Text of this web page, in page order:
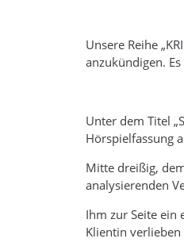
Unsere Reihe
anzukündigen.
Unter dem Titel
Hörspielfassung
Mitte dreißig,
analysierenden
Ihm zur Seite ein
Klientin